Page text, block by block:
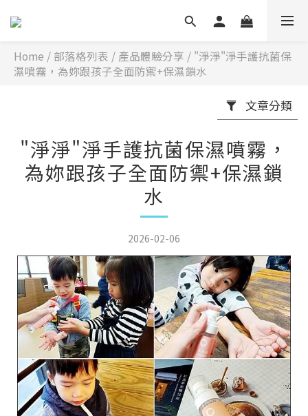
Home / 部落格列表 / 產品體驗分享 / "淨淨"淨手護抗菌保
濕噴霧，為妳跟孩子全面防禦+保濕鎖水
文章分類
"淨淨"淨手護抗菌保濕噴霧，
為妳跟孩子全面防禦+保濕鎖
水
2026-02-06